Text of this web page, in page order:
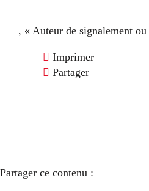
, « Auteur de signalement
Imprimer
Partager
Partager ce contenu :